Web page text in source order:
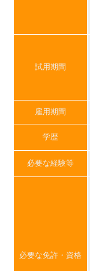
試用期間
雇用期間
学歴
必要な経験等
必要な免許・資格